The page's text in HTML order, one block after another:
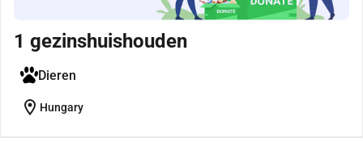
1 gezinshuishouden
Dieren
location_on Hungary